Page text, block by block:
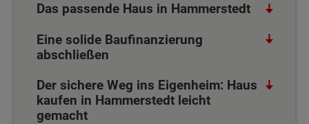
Das passende Haus in Hammerstedt
Eine solide Baufinanzierung
abschließen
Der sichere Weg ins Eigenheim: Haus
kaufen in Hammerstedt leicht
gemacht